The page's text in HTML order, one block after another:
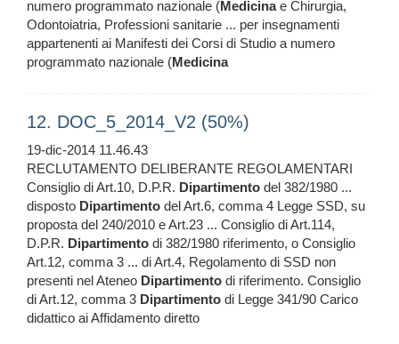
numero programmato nazionale (Medicinae Chirurgia,
Odontoiatria, Professioni sanitarie ... per insegnamenti
appartenenti ai Manifesti dei Corsi di Studio a numero
programmato nazionale (Medicina
12. DOC_5_2014_V2 (50%)
19-dic-2014 11.46.43
RECLUTAMENTO DELIBERANTE REGOLAMENTARI
Consiglio di Art.10, D.P.R. Dipartimento del 382/1980 ...
disposto Dipartimento del Art.6, comma 4 Legge SSD, su
proposta del 240/2010 e Art.23 ... Consiglio di Art.114,
D.P.R. Dipartimento di 382/1980 riferimento, o Consiglio
Art.12, comma 3 ... di Art.4, Regolamento di SSD non
presenti nel Ateneo Dipartimento di riferimento. Consiglio
di Art.12, comma 3 Dipartimento di Legge 341/90 Carico
didattico ai Affidamento diretto